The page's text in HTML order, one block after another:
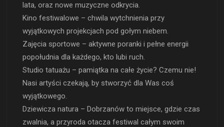
lata, oraz nowe muzyczne odkrycia.
Kino festiwalowe – chwila wytchnienia przy
wyjątkowych projekcjach pod gołym niebem.
Zajęcia sportowe – aktywne poranki i pełne energii
popołudnia dla każdego, kto lubi ruch.
Studio tatuażu – pamiątka na całe życie? Czemu nie!
Nasi artyści czekają, by stworzyć dla Was coś
wyjątkowego.
Dziewicza natura – Dobrzanów to miejsce, gdzie czas
zwalnia, a przyroda otacza festiwal całym swoim